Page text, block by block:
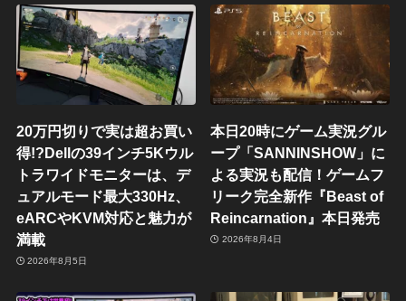
20万円切りで実は超お買い
得!?Dellの39インチ5Kウル
トラワイドモニターは、デ
ュアルモード最大330Hz、
eARCやKVM対応と魅力が
満載
2026年8月5日
本日20時にゲーム実況グル
ープ「SANNINSHOW」に
よる実況も配信！ゲームフ
リーク完全新作『Beast of
Reincarnation』本日発売
2026年8月4日